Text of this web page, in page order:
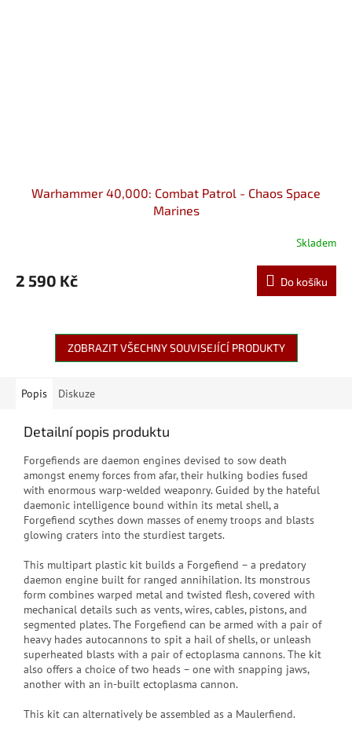
Warhammer 40,000: Combat Patrol - Chaos Space
Marines
Skladem
2 590 Kč Do košíku
ZOBRAZIT VŠECHNY SOUVISEJÍCÍ PRODUKTY
Popis Diskuze
Detailní popis produktu
Forgefiends are daemon engines devised to sow death
amongst enemy forces from afar, their hulking bodies fused
with enormous warp-welded weaponry. Guided by the hateful
daemonic intelligence bound within its metal shell, a
Forgefiend scythes down masses of enemy troops and blasts
glowing craters into the sturdiest targets.
This multipart plastic kit builds a Forgefiend – a predatory
daemon engine built for ranged annihilation. Its monstrous
form combines warped metal and twisted flesh, covered with
mechanical details such as vents, wires, cables, pistons, and
segmented plates. The Forgefiend can be armed with a pair of
heavy hades autocannons to spit a hail of shells, or unleash
superheated blasts with a pair of ectoplasma cannons. The kit
also offers a choice of two heads – one with snapping jaws,
another with an in-built ectoplasma cannon.
This kit can alternatively be assembled as a Maulerfiend.